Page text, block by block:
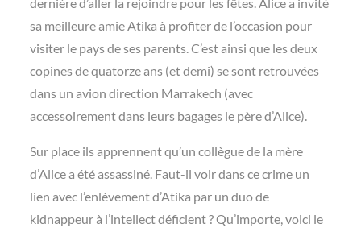
sa meilleure amie Atika à profiter de l’occasion pour
visiter le pays de ses parents. C’est ainsi que les deux
copines de quatorze ans (et demi) se sont retrouvées
dans un avion direction Marrakech (avec
accessoirement dans leurs bagages le père d’Alice).
Sur place ils apprennent qu’un collègue de la mère
d’Alice a été assassiné. Faut-il voir dans ce crime un
lien avec l’enlèvement d’Atika par un duo de
kidnappeur à l’intellect déficient ? Qu’importe, voici le